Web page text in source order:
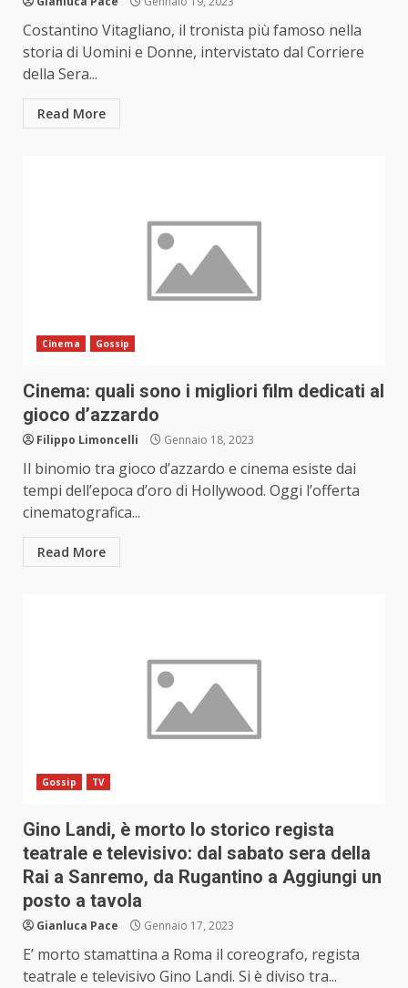
Costantino Vitagliano, il tronista più famoso nella
storia di Uomini e Donne, intervistato dal Corriere
della Sera...
Read More
Cinema Gossip
Cinema: quali sono i migliori film dedicati al
gioco d’azzardo
Filippo Limoncelli Gennaio 18, 2023
Il binomio tra gioco d’azzardo e cinema esiste dai
tempi dell’epoca d’oro di Hollywood. Oggi l’offerta
cinematografica...
Read More
Gossip TV
Gino Landi, è morto lo storico regista
teatrale e televisivo: dal sabato sera della
Rai a Sanremo, da Rugantino a Aggiungi un
posto a tavola
Gianluca Pace Gennaio 17, 2023
E’ morto stamattina a Roma il coreografo, regista
teatrale e televisivo Gino Landi. Si è diviso tra...